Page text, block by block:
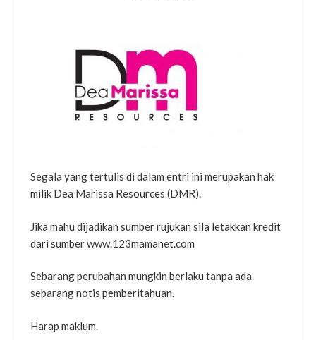
Segala yang tertulis di dalam entri ini merupakan hak
milik Dea Marissa Resources (DMR).
Jika mahu dijadikan sumber rujukan sila letakkan kredit
dari sumber www.123mamanet.com
Sebarang perubahan mungkin berlaku tanpa ada
sebarang notis pemberitahuan.
Harap maklum.